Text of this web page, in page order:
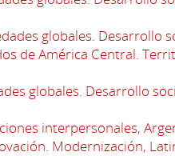
globales. Desarrollo
de América Central.
globales. Desarrollo
interpersonales,
Modernización,